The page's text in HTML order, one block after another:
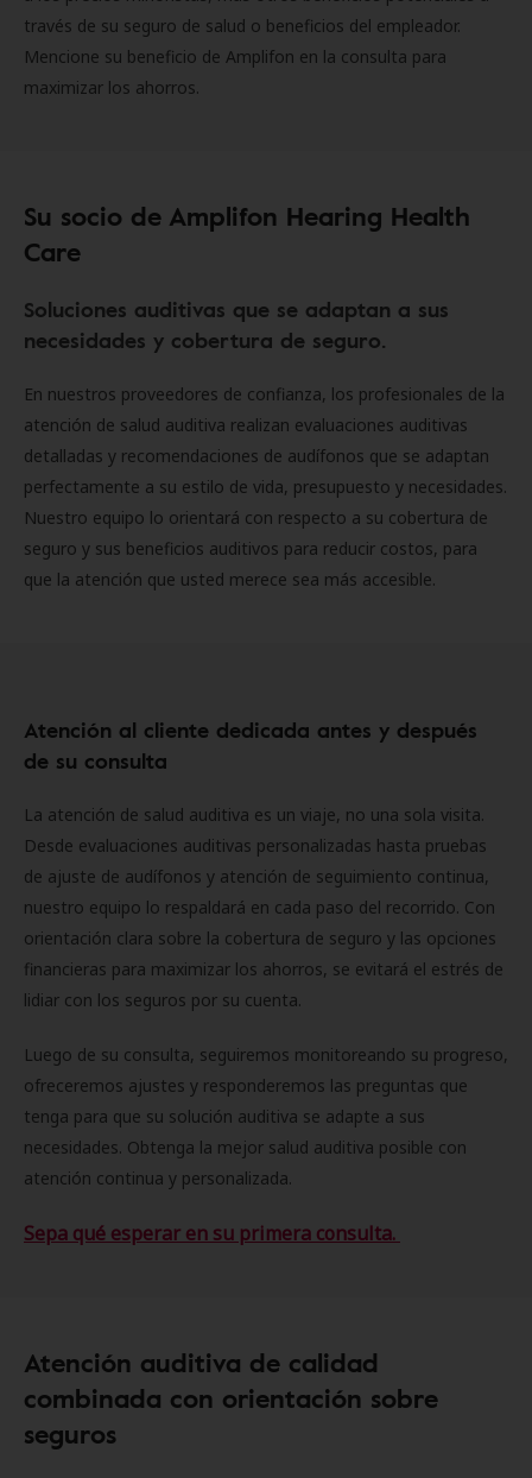
través de su seguro de salud o beneficios del empleador.
Mencione su beneficio de Amplifon en la consulta para
maximizar los ahorros.
Su socio de Amplifon Hearing Health
Care
Soluciones auditivas que se adaptan a sus
necesidades y cobertura de seguro.
En nuestros proveedores de confianza, los profesionales de la
atención de salud auditiva realizan evaluaciones auditivas
detalladas y recomendaciones de audífonos que se adaptan
perfectamente a su estilo de vida, presupuesto y necesidades.
Nuestro equipo lo orientará con respecto a su cobertura de
seguro y sus beneficios auditivos para reducir costos, para
que la atención que usted merece sea más accesible.
Atención al cliente dedicada antes y después
de su consulta
La atención de salud auditiva es un viaje, no una sola visita.
Desde evaluaciones auditivas personalizadas hasta pruebas
de ajuste de audífonos y atención de seguimiento continua,
nuestro equipo lo respaldará en cada paso del recorrido. Con
orientación clara sobre la cobertura de seguro y las opciones
financieras para maximizar los ahorros, se evitará el estrés de
lidiar con los seguros por su cuenta.
Luego de su consulta, seguiremos monitoreando su progreso,
ofreceremos ajustes y responderemos las preguntas que
tenga para que su solución auditiva se adapte a sus
necesidades. Obtenga la mejor salud auditiva posible con
atención continua y personalizada.
Sepa qué esperar en su primera consulta.
Atención auditiva de calidad
combinada con orientación sobre
seguros